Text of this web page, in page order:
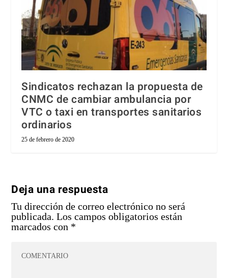
Sindicatos rechazan la propuesta de
CNMC de cambiar ambulancia por
VTC o taxi en transportes sanitarios
ordinarios
25 de febrero de 2020
Deja una respuesta
Tu dirección de correo electrónico no será
publicada. Los campos obligatorios están
marcados con *